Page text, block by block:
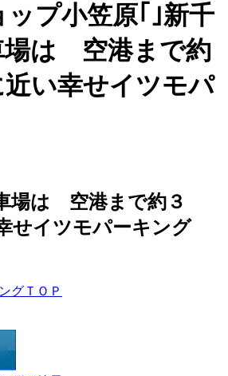
プ小笠原｢｣新千
場は 空港まで約
近い幸せイツモパ
場は 空港まで約３
せイツモパーキング